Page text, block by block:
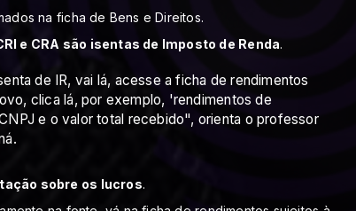
na ficha de Bens e Direitos.
e CRA são isentas de Imposto de Renda.
de IR, vai lá, acesse a ficha de rendimentos
clica lá, por exemplo, 'rendimentos de
e o valor total recebido", orienta o professor
sobre os lucros.